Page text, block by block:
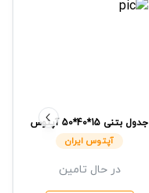
جدول بتنی 15*40*50
آپتوس
آپتوس ایران
در حال تامین